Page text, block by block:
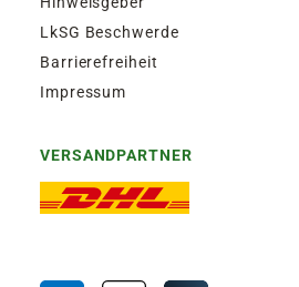
LkSG Beschwerde
Barrierefreiheit
Impressum
VERSANDPARTNER